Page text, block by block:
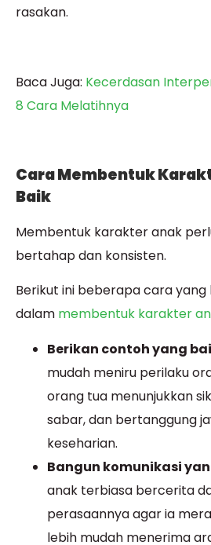
rasakan.
Baca Juga: Kecerdasan
8 Cara Melatihnya
Cara Membentuk
Baik
Membentuk karakter anak
bertahap dan konsisten.
Berikut ini beberapa cara yang
dalam membentuk karakter
Berikan contoh yang
mudah meniru perilaku
orang tua menunjukkan
sabar, dan bertanggung
keseharian.
Bangun komunikasi
anak terbiasa bercerita
perasaannya agar ia
lebih mudah menerima